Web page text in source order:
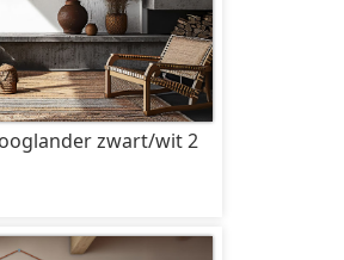
zwart/wit 2